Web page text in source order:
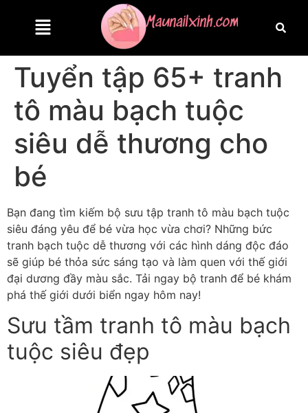
Tuyển tập 65+ tranh
tô màu bạch tuộc
siêu dễ thương cho
bé
Bạn đang tìm kiếm bộ sưu tập tranh tô màu bạch tuộc
siêu đáng yêu để bé vừa học vừa chơi? Những bức
tranh bạch tuộc dễ thương với các hình dáng độc đáo
sẽ giúp bé thỏa sức sáng tạo và làm quen với thế giới
đại dương đầy màu sắc. Tải ngay bộ tranh để bé khám
phá thế giới dưới biển ngay hôm nay!
Sưu tầm tranh tô màu bạch
tuộc siêu đẹp